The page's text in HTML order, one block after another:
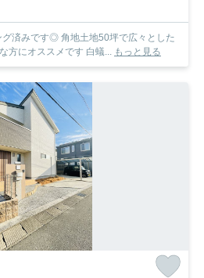
済みです◎ 角地土地50坪で広々とした
方にオススメです 白蟻... もっと見る